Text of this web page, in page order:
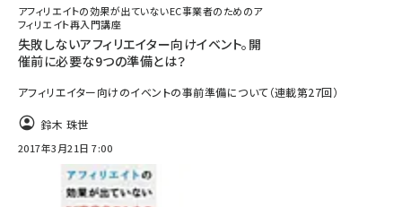
アフィリエイトの効果が出ていないEC事業者のためのア
フィリエイト再入門講座
失敗しないアフィリエイター向けイベント。開
催前に必要な9つの準備とは？
アフィリエイター向けのイベントの事前準備について（連載第27回）
鈴木 珠世
2017年3月21日 7:00